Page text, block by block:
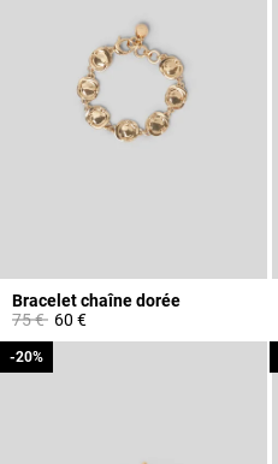
Bracelet chaîne dorée
Prix réduit à partir de
75 €à60 €
-20%
-20%